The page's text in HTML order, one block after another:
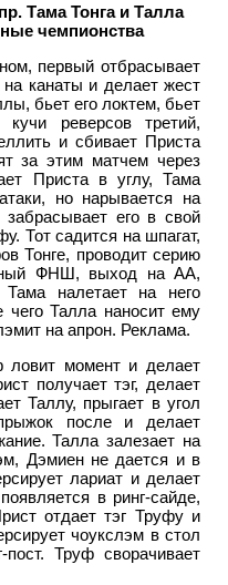
Тама Тонга и Талла
чемпионства
первый отбрасывает
на канаты и делает жест
бьет его локтем, бьет
реверсов третий,
и сбивает Приста
за этим матчем через
Приста в углу, Тама
но нарывается на
его в свой
Тот садится на шпагат,
Тонге, проводит серию
ФНШ, выход на АА,
налетает на него
чего Талла наносит ему
на апрон. Реклама.
ловит момент и делает
получает тэг, делает
Таллу, прыгает в угол
после и делает
Талла залезает на
Дэмиен не дается и в
лариат и делает
в ринг-сайде,
отдает тэг Труфу и
чоукслэм в стол
Труф сворачивает